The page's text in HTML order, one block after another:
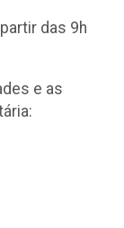
das 9h
e as